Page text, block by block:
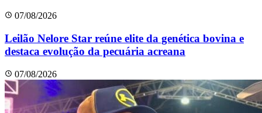
07/08/2026
Leilão Nelore Star reúne elite da genética bovina e
destaca evolução da pecuária acreana
07/08/2026